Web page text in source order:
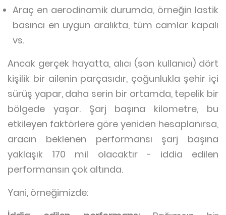
Araç en aerodinamik durumda, örneğin lastik
basıncı en uygun aralıkta, tüm camlar kapalı
vs.
Ancak gerçek hayatta, alıcı (son kullanıcı) dört
kişilik bir ailenin parçasıdır, çoğunlukla şehir içi
sürüş yapar, daha serin bir ortamda, tepelik bir
bölgede yaşar. Şarj başına kilometre, bu
etkileyen faktörlere göre yeniden hesaplanırsa,
aracın beklenen performansı şarj başına
yaklaşık 170 mil olacaktır - iddia edilen
performansın çok altında.
Yani, örneğimizde: